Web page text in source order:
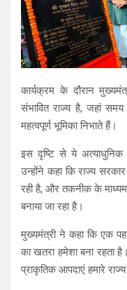
कार्यक्रम के दौरान
संभावित राज्य है, जहां
महत्वपूर्ण भूमिका निभाते हैं।
इस दृष्टि से ये अत्याधुनिक
उन्होंने कहा कि राज्य सरकार
रही है, और तकनीक के
बनाया जा रहा है।
मुख्यमंत्री ने कहा कि एक
का खतरा हमेशा बना
प्राकृतिक आपदाएं हमारे